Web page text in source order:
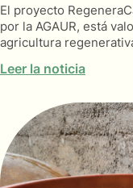
El proyecto
por la AGAUR, está
agricultura
Leer la noticia